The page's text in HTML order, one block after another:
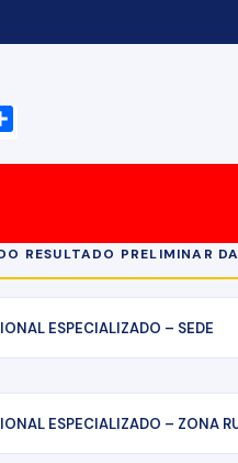
RESULTADO PRELIMINAR
ESPECIALIZADO – SEDE
ESPECIALIZADO – ZONA